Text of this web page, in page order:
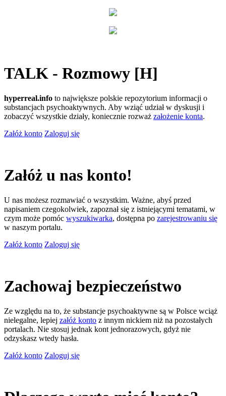
TALK - Rozmowy [H]
hyperreal.info to największe polskie repozytorium informacji o
substancjach psychoaktywnych. Aby wziąć udział w dyskusji i
zobaczyć wszystkie działy, koniecznie rozważ założenie konta.
Załóż konto Zaloguj się
Załóż u nas konto!
U nas możesz rozmawiać o wszystkim. Ważne, abyś przed
napisaniem czegokolwiek, zapoznał się z istniejącymi tematami, w
czym może pomóc wyszukiwarka, dostępna po zarejestrowaniu się
w naszym portalu.
Załóż konto Zaloguj się
Zachowaj bezpieczeństwo
Ze względu na to, że substancje psychoaktywne są w Polsce wciąż
nielegalne, lepiej załóż konto z innym nickiem niż na pozostałych
portalach. Nie stosuj jednak kont jednorazowych, gdyż nie
odzyskasz wtedy hasła.
Załóż konto Zaloguj się